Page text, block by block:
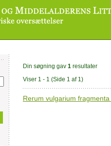
Din søgning gav 1 resultater
Viser 1 - 1 (Side 1 af 1)
Rerum vulgarium